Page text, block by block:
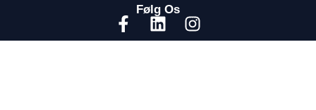
Følg Os